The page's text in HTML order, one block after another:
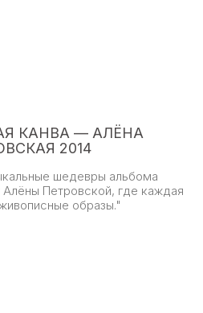
КАНВА — АЛЁНА
2014
шедевры альбома
Алёны Петровской, где каждая
образы."